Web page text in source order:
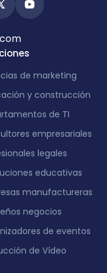
de marketing
y construcción
de TI
empresariales
legales
educativas
manufactureras
negocios
de eventos
de Vídeo